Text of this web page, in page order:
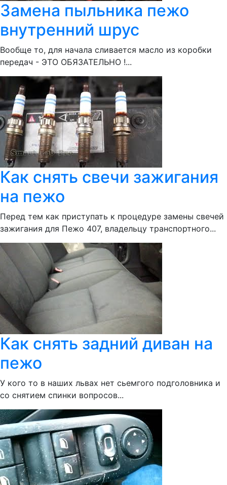
Замена пыльника пежо
внутренний шрус
Вообще то, для начала сливается масло из коробки
передач - ЭТО ОБЯЗАТЕЛЬНО !...
Как снять свечи зажигания
на пежо
Перед тем как приступать к процедуре замены свечей
зажигания для Пежо 407, владельцу транспортного...
Как снять задний диван на
пежо
У кого то в наших львах нет сьемгого подголовника и
со снятием спинки вопросов...